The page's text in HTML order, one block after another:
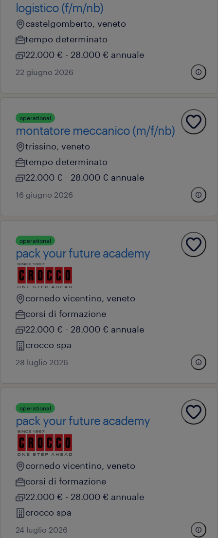
logistico (f/m/nb)
castelgomberto, veneto
tempo determinato
22.000 € - 28.000 € annuale
22 giugno 2026
operational
montatore meccanico (m/f/nb)
trissino, veneto
tempo determinato
22.000 € - 28.000 € annuale
16 giugno 2026
operational
pack your future academy
cornedo vicentino, veneto
corsi di formazione
22.000 € - 28.000 € annuale
crocco spa
28 luglio 2026
operational
pack your future academy
cornedo vicentino, veneto
corsi di formazione
22.000 € - 28.000 € annuale
crocco spa
24 luglio 2026